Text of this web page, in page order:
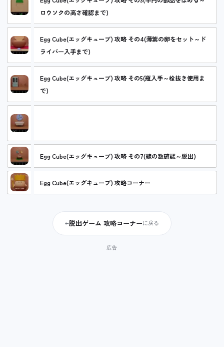
ロウソクの高さ確認まで)
Egg Cube(エッグキューブ) 攻略 その4(薄紫の卵をセット～ド
ライバー入手まで)
Egg Cube(エッグキューブ) 攻略 その5(瓶入手～栓抜き使用ま
で)
Egg Cube(エッグキューブ) 攻略 その7(線の数確認～脱出)
Egg Cube(エッグキューブ) 攻略コーナー
←脱出ゲーム 攻略コーナーに戻る